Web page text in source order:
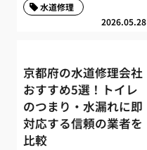
2026.05.28
水道修理
京都府の水道修理会社
おすすめ5選！トイレ
のつまり・水漏れに即
対応する信頼の業者を
比較